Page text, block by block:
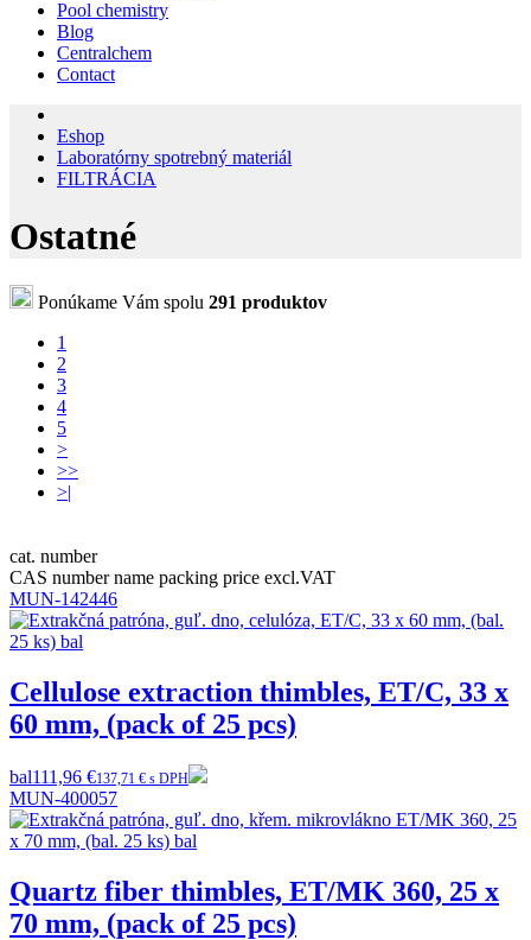
Pool chemistry
Blog
Centralchem
Contact
Eshop
Laboratórny spotrebný materiál
FILTRÁCIA
Ostatné
Ponúkame Vám spolu 291 produktov
1
2
3
4
5
>
>>
>|
cat. number
CAS number name packing price excl.VAT
MUN-142446
Cellulose extraction thimbles, ET/C, 33 x
60 mm, (pack of 25 pcs)
bal111,96 €137,71 € s DPH
MUN-400057
Quartz fiber thimbles, ET/MK 360, 25 x
70 mm, (pack of 25 pcs)